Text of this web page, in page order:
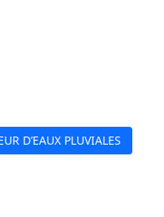
D’EAUX PLUVIALES